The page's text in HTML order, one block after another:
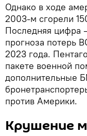
Однако в ходе
2003-м сгорели
Последняя цифра
прогноза потерь
2023 года.
пакете военной
дополнительные
против Америки.
Крушение